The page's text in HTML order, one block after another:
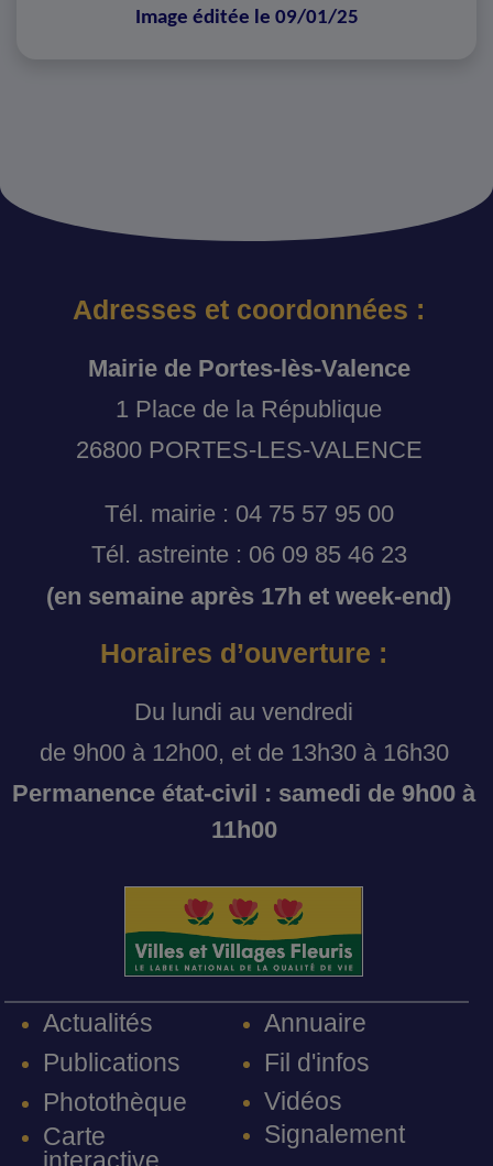
Image éditée le 09/01/25
Adresses et coordonnées :
Mairie de Portes-lès-Valence
1 Place de la République
26800 PORTES-LES-VALENCE
Tél. mairie : 04 75 57 95 00
Tél. astreinte : 06 09 85 46 23
(en semaine après 17h et week-end)
Horaires d’ouverture :
Du lundi au vendredi
de 9h00 à 12h00, et de 13h30 à 16h30
Permanence état-civil : samedi de 9h00 à
11h00
Actualités
Publications
Photothèque
Carte
Annuaire
Fil d'infos
Vidéos
Signalement